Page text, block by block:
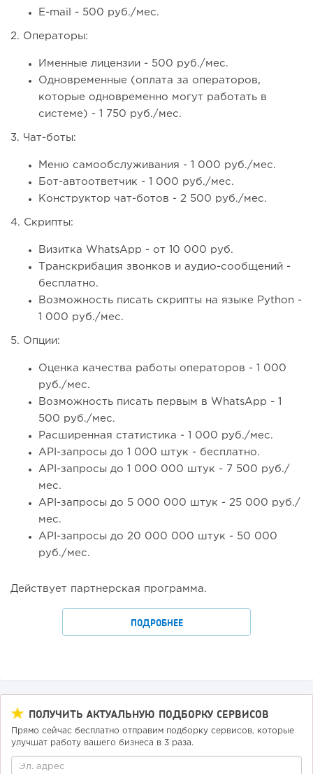
E-mail - 500 руб./мес.
2. Операторы:
Именные лицензии - 500 руб./мес.
Одновременные (оплата за операторов,
которые одновременно могут работать в
системе) - 1 750 руб./мес.
3. Чат-боты:
Меню самообслуживания - 1 000 руб./мес.
Бот-автоответчик - 1 000 руб./мес.
Конструктор чат-ботов - 2 500 руб./мес.
4. Скрипты:
Визитка WhatsApp - от 10 000 руб.
Транскрибация звонков и аудио-сообщений -
бесплатно.
Возможность писать скрипты на языке Python -
1 000 руб./мес.
5. Опции:
Оценка качества работы операторов - 1 000
руб./мес.
Возможность писать первым в WhatsApp - 1
500 руб./мес.
Расширенная статистика - 1 000 руб./мес.
API-запросы до 1 000 штук - бесплатно.
API-запросы до 1 000 000 штук - 7 500 руб./
мес.
API-запросы до 5 000 000 штук - 25 000 руб./
мес.
API-запросы до 20 000 000 штук - 50 000
руб./мес.
Действует партнерская программа.
ПОДРОБНЕЕ
ПОЛУЧИТЬ АКТУАЛЬНУЮ ПОДБОРКУ СЕРВИСОВ
Прямо сейчас бесплатно отправим подборку сервисов, которые
улучшат работу вашего бизнеса в 3 раза.